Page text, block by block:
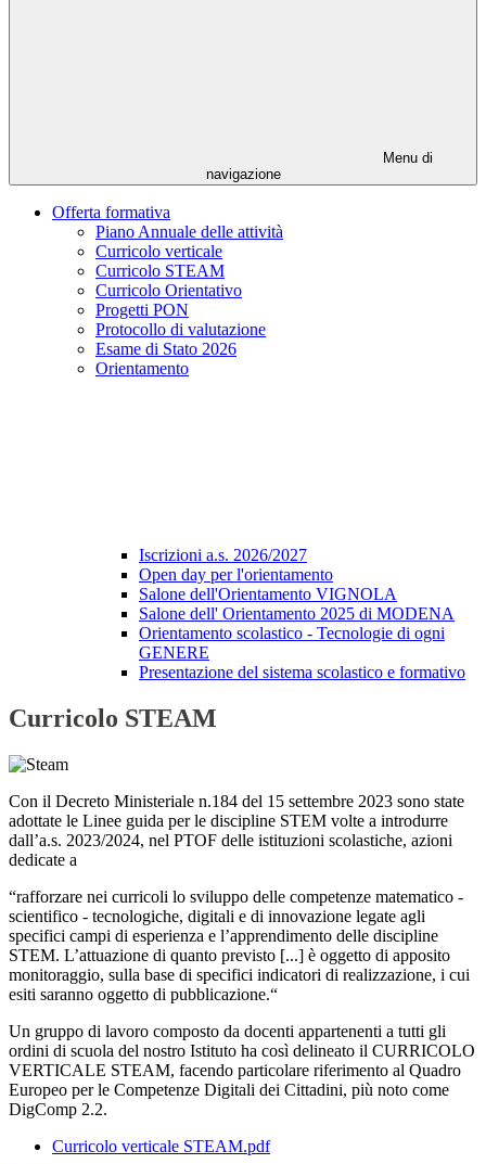
Menu di
navigazione
Offerta formativa
Piano Annuale delle attività
Curricolo verticale
Curricolo STEAM
Curricolo Orientativo
Progetti PON
Protocollo di valutazione
Esame di Stato 2026
Orientamento
Iscrizioni a.s. 2026/2027
Open day per l'orientamento
Salone dell'Orientamento VIGNOLA
Salone dell' Orientamento 2025 di MODENA
Orientamento scolastico - Tecnologie di ogni
GENERE
Presentazione del sistema scolastico e formativo
Curricolo STEAM
Con il Decreto Ministeriale n.184 del 15 settembre 2023 sono state
adottate le Linee guida per le discipline STEM volte a introdurre
dall’a.s. 2023/2024, nel PTOF delle istituzioni scolastiche, azioni
dedicate a
“rafforzare nei curricoli lo sviluppo delle competenze matematico -
scientifico - tecnologiche, digitali e di innovazione legate agli
specifici campi di esperienza e l’apprendimento delle discipline
STEM. L’attuazione di quanto previsto [...] è oggetto di apposito
monitoraggio, sulla base di specifici indicatori di realizzazione, i cui
esiti saranno oggetto di pubblicazione.“
Un gruppo di lavoro composto da docenti appartenenti a tutti gli
ordini di scuola del nostro Istituto ha così delineato il CURRICOLO
VERTICALE STEAM, facendo particolare riferimento al Quadro
Europeo per le Competenze Digitali dei Cittadini, più noto come
DigComp 2.2.
Curricolo verticale STEAM.pdf